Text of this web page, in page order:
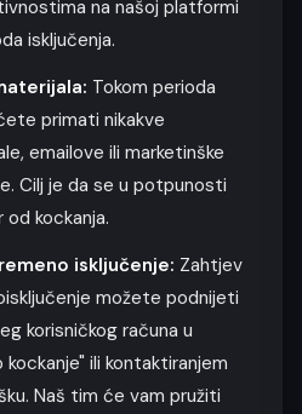
na našoj platformi
isključenja.
Tokom perioda
primati nikakve
emailove ili marketinške
Cilj je da se u potpunosti
kockanja.
isključenje: Zahtjev
možete podnijeti
korisničkog računa u
ili kontaktiranjem
Naš tim će vam pružiti